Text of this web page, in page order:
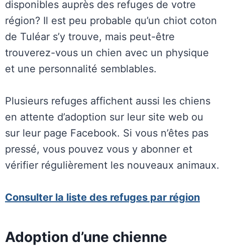
disponibles auprès des refuges de votre
région? Il est peu probable qu’un chiot coton
de Tuléar s’y trouve, mais peut-être
trouverez-vous un chien avec un physique
et une personnalité semblables.
Plusieurs refuges affichent aussi les chiens
en attente d’adoption sur leur site web ou
sur leur page Facebook. Si vous n’êtes pas
pressé, vous pouvez vous y abonner et
vérifier régulièrement les nouveaux animaux.
Consulter la liste des refuges par région
Adoption d’une chienne